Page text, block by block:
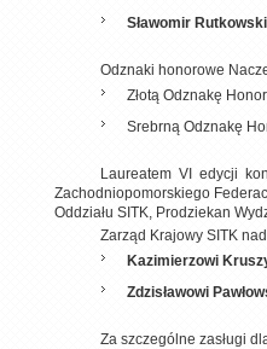
Sławomir Rutkowski
Odznaki honorowe
Złotą Odznakę
Srebrną Odznakę
Laureatem VI edycji
Zachodniopomorskiego
Oddziału SITK, Prodziekan
Zarząd Krajowy SITK
Kazimierzowi
Zdzisławowi
Za szczególne zasługi